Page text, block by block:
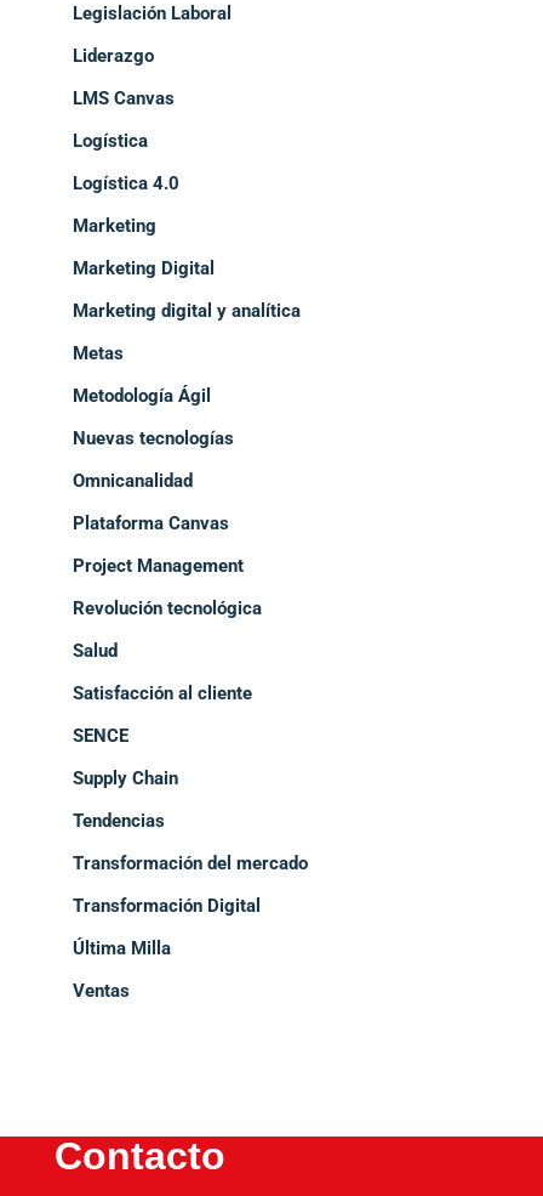
Legislación Laboral
Liderazgo
LMS Canvas
Logística
Logística 4.0
Marketing
Marketing Digital
Marketing digital y analítica
Metas
Metodología Ágil
Nuevas tecnologías
Omnicanalidad
Plataforma Canvas
Project Management
Revolución tecnológica
Salud
Satisfacción al cliente
SENCE
Supply Chain
Tendencias
Transformación del mercado
Transformación Digital
Última Milla
Ventas
Contacto